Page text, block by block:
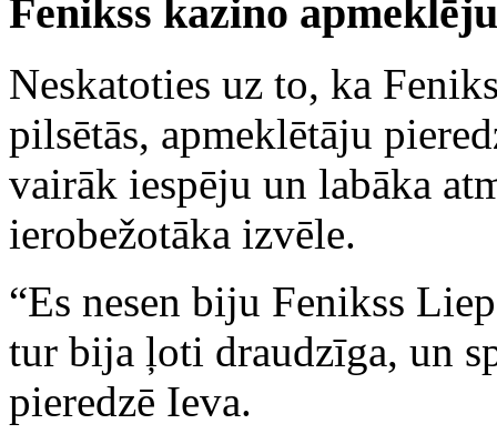
Fenikss kazino
Neskatoties uz to, ka
pilsētās, apmeklētāju
vairāk iespēju un labāka
ierobežotāka izvēle.
“Es nesen biju Fenikss
tur bija ļoti draudzīga, un
pieredzē Ieva.